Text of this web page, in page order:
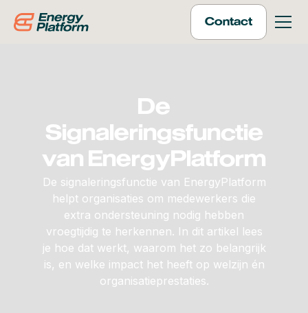
Contact
De
Signaleringsfunctie
van EnergyPlatform
De signaleringsfunctie van EnergyPlatform
helpt organisaties om medewerkers die
extra ondersteuning nodig hebben
vroegtijdig te herkennen. In dit artikel lees
je hoe dat werkt, waarom het zo belangrijk
is, en welke impact het heeft op welzijn én
organisatieprestaties.